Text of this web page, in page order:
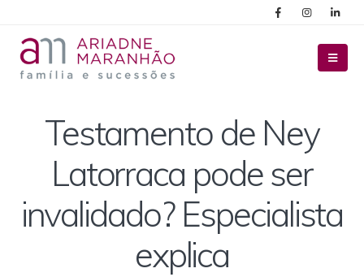
Testamento de Ney
Latorraca pode ser
invalidado? Especialista
explica